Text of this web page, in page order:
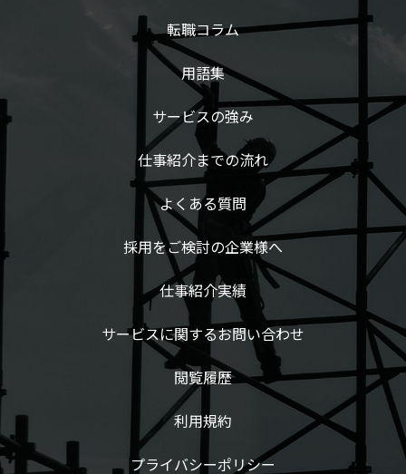
転職コラム
用語集
サービスの強み
仕事紹介までの流れ
よくある質問
採用をご検討の企業様へ
仕事紹介実績
サービスに関するお問い合わせ
閲覧履歴
利用規約
プライバシーポリシー